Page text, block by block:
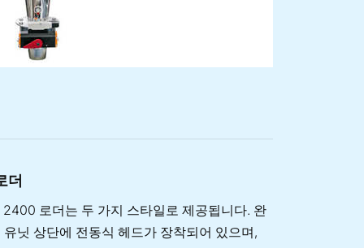
더
로더는 두 가지 스타일로 제공됩니다. 완
닛 상단에 전동식 헤드가 장착되어 있으며,